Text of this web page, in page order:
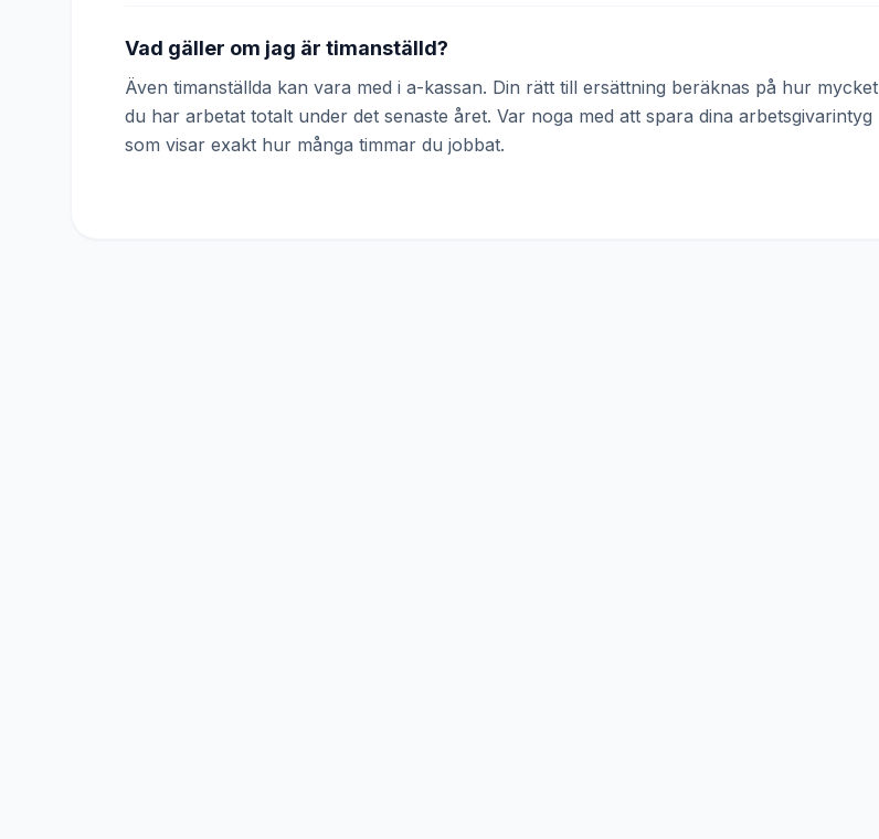
Vad gäller om jag är timanställd?
Även timanställda kan vara med i a-kassan. Din rätt till ersättning beräknas på hur mycket
du har arbetat totalt under det senaste året. Var noga med att spara dina arbetsgivarintyg
som visar exakt hur många timmar du jobbat.